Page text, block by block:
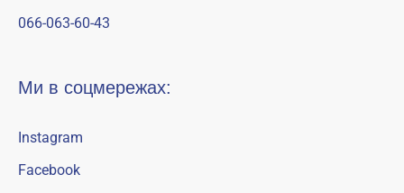
066-063-60-43
Ми в соцмережах:
Instagram
Facebook